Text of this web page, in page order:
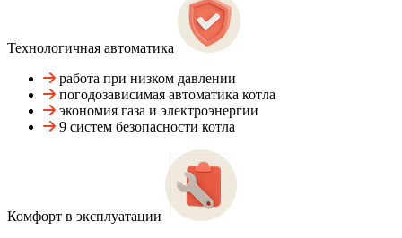
Технологичная автоматика
работа при низком давлении
погодозависимая автоматика котла
экономия газа и электроэнергии
9 систем безопасности котла
Комфорт в эксплуатации